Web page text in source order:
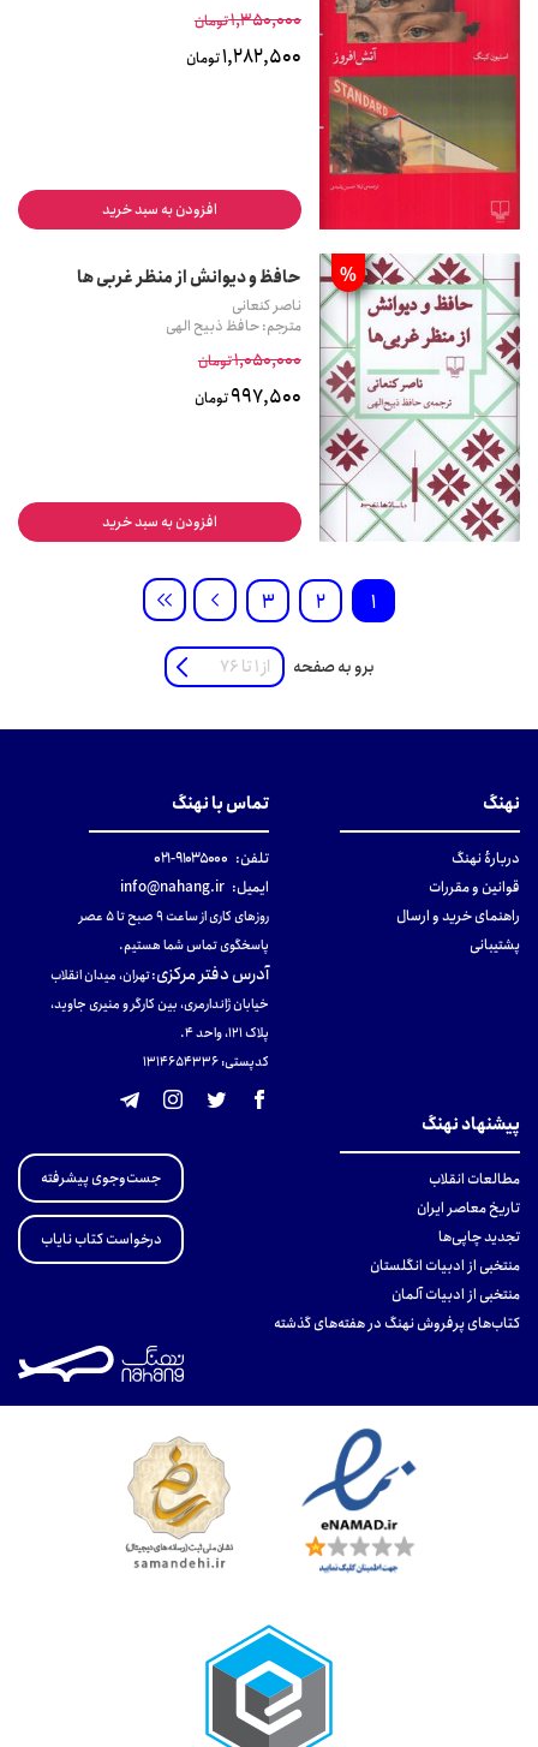
1,350,000تومان
1,282,500تومان
افزودن به سبد خرید
% حافظ و دیوانش از منظر غربی ها
ناصر کنعانی
مترجم: حافظ ذبیح الهی
1,050,000تومان
997,500تومان
افزودن به سبد خرید
1
2
3
برو به صفحه
نهنگ
دربارهٔ نهنگ
قوانین و مقررات
راهنمای خرید و ارسال
پشتیبانی
تماس با نهنگ
تلفن: ۹۱۰۳۵۰۰۰-۰۲۱
ایمیل: info@nahang.ir
روزهای کاری از ساعت ۹ صبح تا ۵ عصر
پاسخگوی تماس شما هستیم.
آدرس دفتر مرکزی:تهران، میدان انقلاب
خیابان ژاندارمری، بین کارگر و منیری جاوید،
پلاک 121، واحد ۴.
کدپستی: 131465433۶
پیشنهاد نهنگ
مطالعات انقلاب
تاریخ معاصر ایران
تجدید چاپی‌ها
منتخبی از ادبیات انگلستان
منتخبی از ادبیات آلمان
کتاب‌های پرفروش نهنگ در هفته‌های گذشته
جست‌وجوی پیشرفته
درخواست کتاب نایاب